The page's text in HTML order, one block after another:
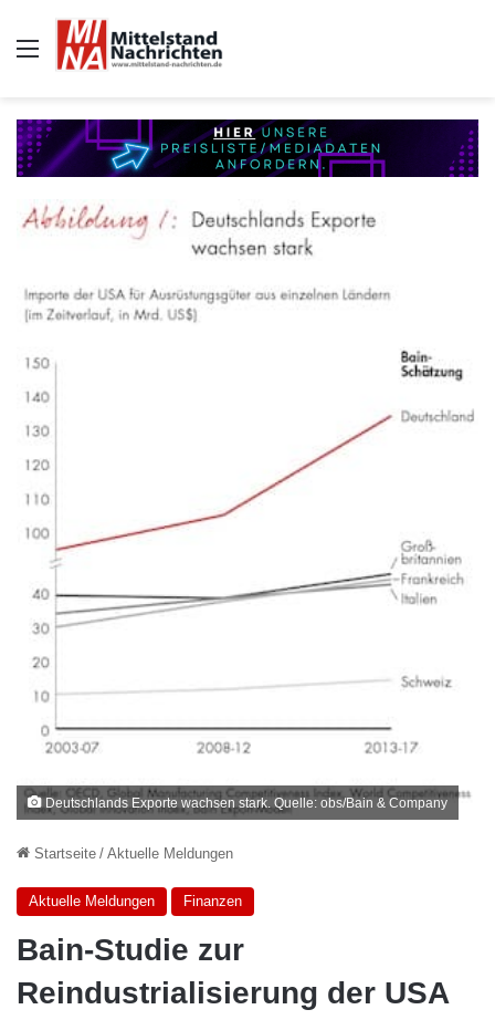
Auswahl
Deutschlands Exporte wachsen stark. Quelle: obs/Bain & Company
Startseite / Aktuelle Meldungen
Aktuelle Meldungen Finanzen
Bain-Studie zur
Reindustrialisierung der USA